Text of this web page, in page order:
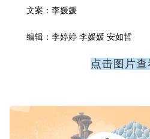
文案：李媛媛
编辑：李婷婷 李媛媛 安如哲
点击图片